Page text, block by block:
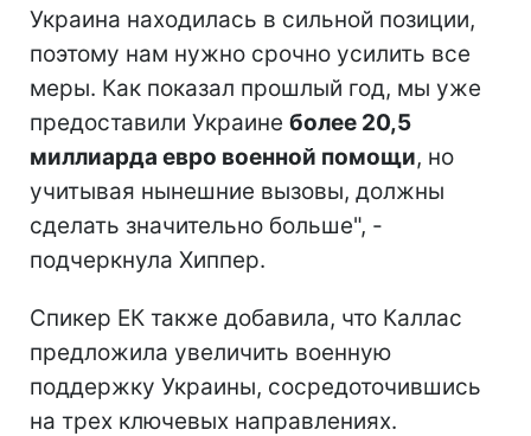
Украина находилась в сильной позиции,
поэтому нам нужно срочно усилить все
меры. Как показал прошлый год, мы уже
предоставили Украине более 20,5
миллиарда евро военной помощи, но
учитывая нынешние вызовы, должны
сделать значительно больше", -
подчеркнула Хиппер.
Спикер ЕК также добавила, что Каллас
предложила увеличить военную
поддержку Украины, сосредоточившись
на трех ключевых направлениях.